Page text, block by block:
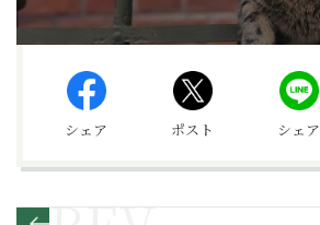
シェア ポスト シェア